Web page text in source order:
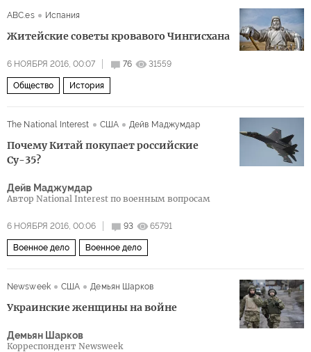
ABC.es Испания
Житейские советы кровавого Чингисхана
6 НОЯБРЯ 2016, 00:07 76 31559
Общество История
The National Interest США Дейв Маджумдар
Почему Китай покупает российские
Су-35?
Дейв Маджумдар
Автор National Interest по военным вопросам
6 НОЯБРЯ 2016, 00:06 93 65791
Военное дело Военное дело
Newsweek США Демьян Шарков
Украинские женщины на войне
Демьян Шарков
Корреспондент Newsweek